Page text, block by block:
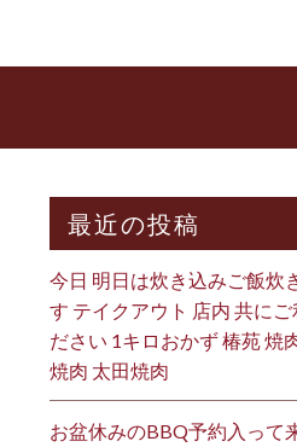
Media error: Format(s) not
1.cdninstagram.com/o1/v/t16/f1/m69/
最近の投稿
今日 明日は炊き込みご飯炊
す テイクアウト 店内 共にご
ださい 1キロおかず 椿苑 焼
焼肉 太田焼肉
お盆休みのBBQ予約入って